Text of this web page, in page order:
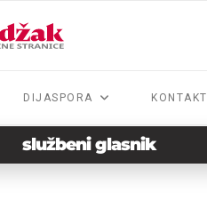
DIJASPORA KONTAKT
službeni glasnik